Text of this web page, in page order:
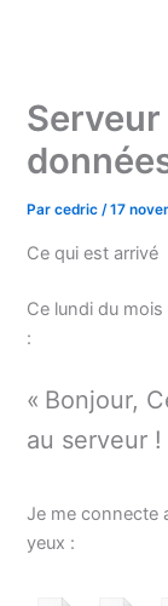
Parcedric/17
Ce qui est arrivé
Ce lundi du
:
« Bonjour,
au serveur !
Je me connecte
yeux :